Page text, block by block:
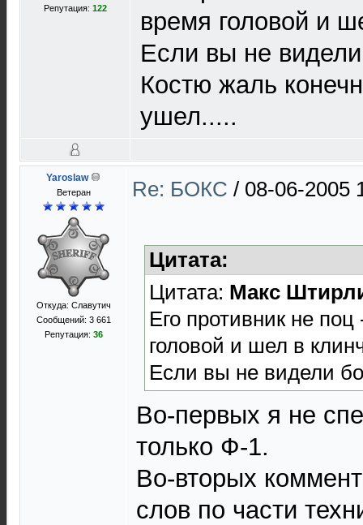
Репутация: 122
время головой и
Если вы не
Костю жаль
ушел.....
Yaroslaw
Ветеран
Откуда: Славутич
Сообщений: 3 661
Репутация: 36
Re: БОКС / 08-06-2005
Цитата:
Цитата: Макс
Его противник не
головой и шел в
Если вы не видели
Во-первых я не
только Ф-1.
Во-вторых
слов по части